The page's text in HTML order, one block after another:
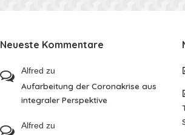
Neueste Kommentare
Alfred zu
Aufarbeitung der Coronakrise aus
integraler Perspektive
Alfred zu